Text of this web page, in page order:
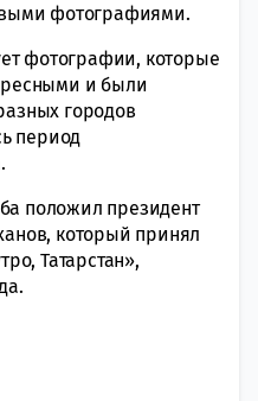
фотографиями.
фотографии, которые
и были
городов
период
положил президент
который принял
Татарстан»,